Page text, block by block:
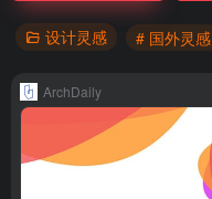
设计灵感 # 国外灵感
ArchDaily